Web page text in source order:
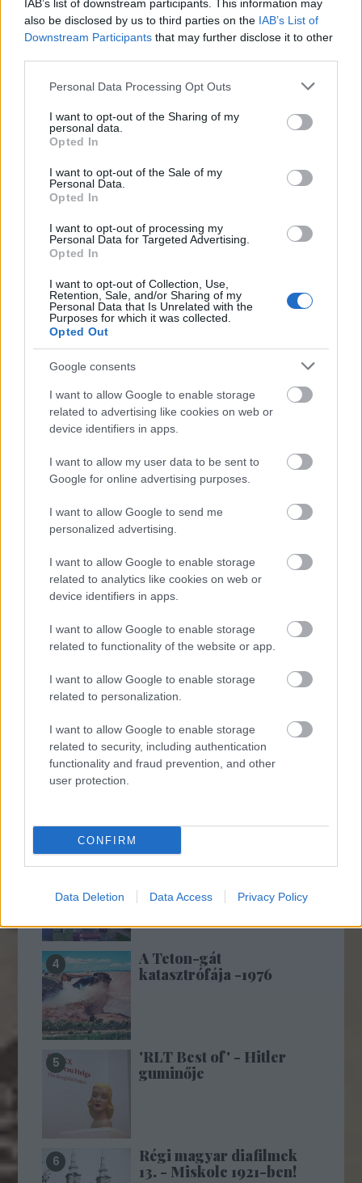
IAB’s list of downstream participants. This information may
also be disclosed by us to third parties on the IAB’s List of
Downstream Participants that may further disclose it to other
Please note that this website/app uses one or more Google
not limited to your visit or usage behaviour. You may click to
grant or deny consent to Google and its third-party tags to
use your data for below specified purposes in below Google
consent section.
Personal Data Processing Opt Outs
I want to opt-out of the Sharing of my
personal data.
Opted In
I want to opt-out of the Sale of my
Personal Data.
Opted In
I want to opt-out of processing my
Personal Data for Targeted Advertising.
Opted In
I want to opt-out of Collection, Use,
Retention, Sale, and/or Sharing of my
Personal Data that Is Unrelated with the
Purposes for which it was collected.
Opted Out
Google consents
I want to allow Google to enable storage
related to advertising like cookies on web or
device identifiers in apps.
I want to allow my user data to be sent to
Google for online advertising purposes.
I want to allow Google to send me
personalized advertising.
I want to allow Google to enable storage
related to analytics like cookies on web or
device identifiers in apps.
I want to allow Google to enable storage
related to functionality of the website or app.
I want to allow Google to enable storage
related to personalization.
I want to allow Google to enable storage
related to security, including authentication
functionality and fraud prevention, and other
user protection.
CONFIRM
Data Deletion Data Access Privacy Policy
A magyar új regény
2026. május 28.
JTom
A hatvanas évek végén két túlkoros
elsőregényes író robbant be a magyar
irodalomba. Mindketten életük főművét írták
meg elsőre. Kardos G. György után most a
szót. A látogató ...
Napi érdekes - 624
2026. május 24.
JTom
Folytatom a múlt héten kezdett sorozatot a
Fortepan gyűjteményéből. A nyolcvanas után,
ma a hetvenes évek vannak soron. Két tucat
fotó jön! 1970. Váci rév Tahitótfalun. Fortepan /
Szalontai Tamás ...
Következő oldal
Top 10
újratöltve
Szovjet árukatalógus -
A hetvenes évek
A Teton-gát
katasztrófája -1976
'RLT Best of' - Hitler
guminője
Régi magyar diafilmek
13. - Miskolc 1921-ben!